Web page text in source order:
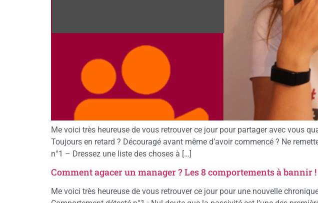
Me voici très heureuse de vous retrouver ce jour pour partager avec vous
Toujours en retard ? Découragé avant même d’avoir commencé ? Ne
n°1 – Dressez une liste des choses à […]
Comment agacer un manager ? Les 8 comportements à bannir !
Me voici très heureuse de vous retrouver ce jour pour une nouvelle